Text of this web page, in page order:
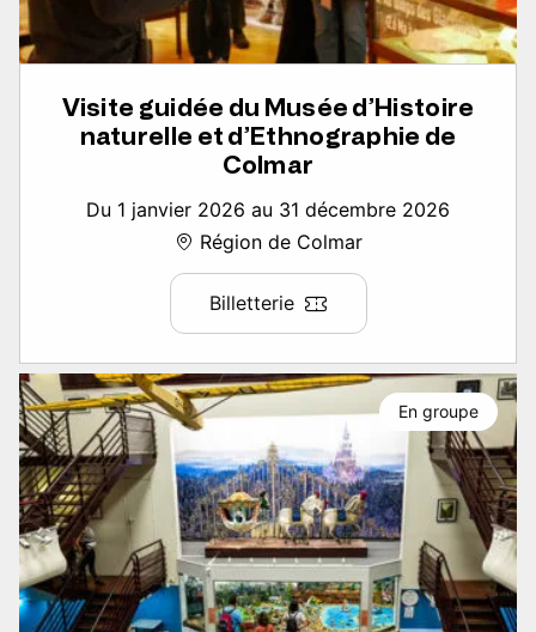
Visite guidée du Musée d’Histoire
naturelle et d’Ethnographie de
Colmar
Du 1 janvier 2026 au 31 décembre 2026
Région de Colmar
Billetterie
En groupe